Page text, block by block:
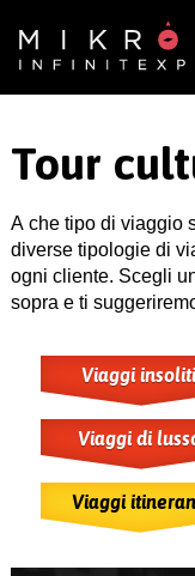
Tour
A che tipo di viaggio
diverse tipologie di
ogni cliente. Scegli
sopra e ti
Viaggi
Viaggi di
Viaggi